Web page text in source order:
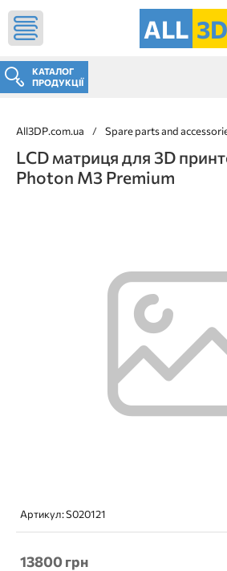
ALL
КАТАЛОГ
ПРОДУКЦІЇ
All3DP.com.ua / Spare parts and
LCD матриця для 3D
Photon M3 Premium
Артикул:S020121
13800грн